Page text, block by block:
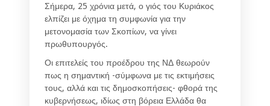
Σήμερα, 25 χρόνια μετά, ο γιός του Κυριάκος
ελπίζει με όχημα τη συμφωνία για την
μετονομασία των Σκοπίων, να γίνει
πρωθυπουργός.
Οι επιτελείς του προέδρου της ΝΔ θεωρούν
πως η σημαντική -σύμφωνα με τις εκτιμήσεις
τους, αλλά και τις δημοσκοπήσεις- φθορά της
κυβερνήσεως, ιδίως στη βόρεια Ελλάδα θα